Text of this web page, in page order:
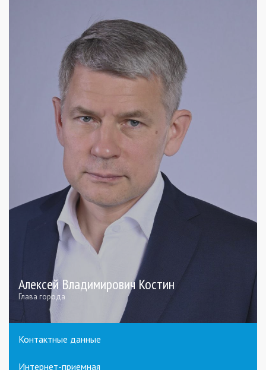
Алексей Владимирович Костин
Глава города
Контактные данные
Интернет-приемная